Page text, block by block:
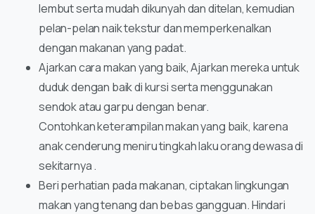
lembut serta mudah dikunyah dan ditelan, kemudian
pelan-pelan naik tekstur dan memperkenalkan
dengan makanan yang padat.
Ajarkan cara makan yang baik, Ajarkan mereka untuk
duduk dengan baik di kursi serta menggunakan
sendok atau garpu dengan benar.
Contohkan keterampilan makan yang baik, karena
anak cenderung meniru tingkah laku orang dewasa di
sekitarnya .
Beri perhatian pada makanan, ciptakan lingkungan
makan yang tenang dan bebas gangguan. Hindari